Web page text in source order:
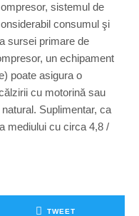
sistemul de
consumul şi
sursei primare de
un echipament
poate asigura o
cu motorină sau
Suplimentar, ca
mediului cu circa 4,8 /
TWEET